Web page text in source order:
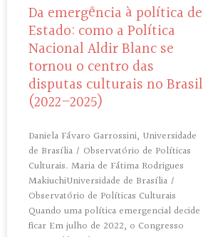
Da emergência à política de
Estado: como a Política
Nacional Aldir Blanc se
tornou o centro das
disputas culturais no Brasil
(2022–2025)
Daniela Fávaro Garrossini, Universidade
de Brasília / Observatório de Políticas
Culturais. Maria de Fátima Rodrigues
MakiuchiUniversidade de Brasília /
Observatório de Políticas Culturais
Quando uma política emergencial decide
ficar Em julho de 2022, o Congresso